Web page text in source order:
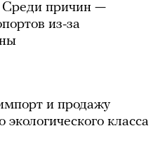
Среди причин —
из-за
и продажу
экологического класса